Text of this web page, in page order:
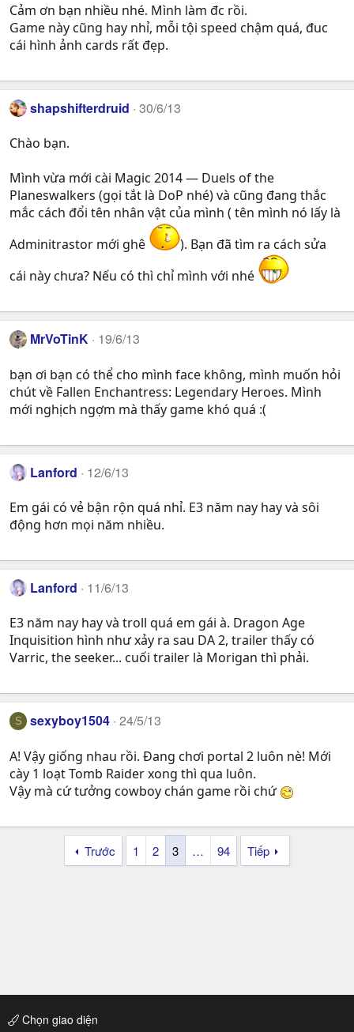
Cảm ơn bạn nhiều nhé. Mình làm đc rồi.
Game này cũng hay nhỉ, mỗi tội speed chậm quá, đuc
cái hình ảnh cards rất đẹp.
shapshifterdruid 30/6/13
Chào bạn.
Mình vừa mới cài Magic 2014 — Duels of the
Planeswalkers (gọi tắt là DoP nhé) và cũng đang thắc
mắc cách đổi tên nhân vật của mình ( tên mình nó lấy là
Adminitrastor mới ghê
). Bạn đã tìm ra cách sửa
cái này chưa? Nếu có thì chỉ mình với nhé
MrVoTinK 19/6/13
bạn ơi bạn có thể cho mình face không, mình muốn hỏi
chút về Fallen Enchantress: Legendary Heroes. Mình
mới nghịch ngợm mà thấy game khó quá :(
Lanford 12/6/13
Em gái có vẻ bận rộn quá nhỉ. E3 năm nay hay và sôi
động hơn mọi năm nhiều.
Lanford 11/6/13
E3 năm nay hay và troll quá em gái à. Dragon Age
Inquisition hình như xảy ra sau DA 2, trailer thấy có
Varric, the seeker... cuối trailer là Morigan thì phải.
S sexyboy1504 24/5/13
A! Vậy giống nhau rồi. Đang chơi portal 2 luôn nè! Mới
cày 1 loạt Tomb Raider xong thì qua luôn.
Vậy mà cứ tưởng cowboy chán game rồi chứ
Trước 1 2 3 … 94 Tiếp
Chọn giao diện